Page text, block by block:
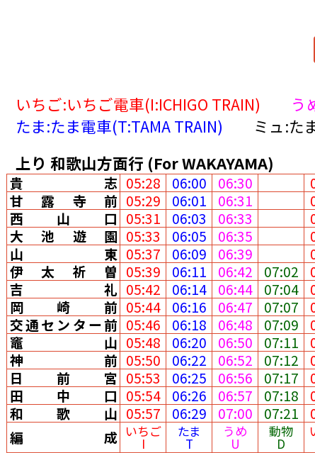
いちご:いちご電車(I:ICHIGO TRAIN) う
たま:たま電車(T:TAMA TRAIN)
ミュ:た
上り 和歌山方面行 (For WAKAYAMA)
貴志 05:28 06:00 06:30
甘露寺前 05:29 06:01 06:31
西山口 05:31 06:03 06:33
大池遊園 05:33 06:05 06:35
山東 05:37 06:09 06:39
伊太祈曽 05:39 06:11 06:42 07:02
吉礼 05:42 06:14 06:44 07:04
岡崎前 05:44 06:16 06:47 07:07
交通センター前 05:46 06:18 06:48 07:09
竈山 05:48 06:20 06:50 07:11
神前 05:50 06:22 06:52 07:12
日前宮 05:53 06:25 06:56 07:17
田中口 05:54 06:26 06:57 07:18
和歌山 05:57 06:29 07:00 07:21
編成 いちご
I
たま
T
うめ
U
動物
D